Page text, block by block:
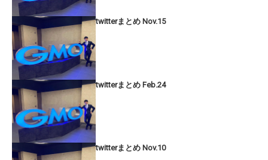
twitterまとめ Nov.15
twitterまとめ Feb.24
twitterまとめ Nov.10